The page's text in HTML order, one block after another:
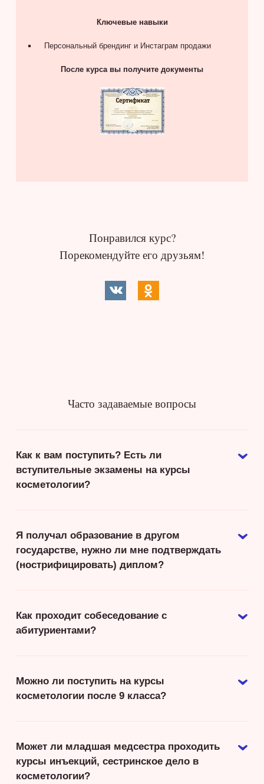
Ключевые навыки
Персональный брендинг и Инстаграм продажи
После курса вы получите документы
Понравился курс?
Порекомендуйте его друзьям!
Часто задаваемые вопросы
Как к вам поступить? Есть ли
вступительные экзамены на курсы
косметологии?
Я получал образование в другом
государстве, нужно ли мне подтверждать
(нострифицировать) диплом?
Как проходит собеседование с
абитуриентами?
Можно ли поступить на курсы
косметологии после 9 класса?
Может ли младшая медсестра проходить
курсы инъекций, сестринское дело в
косметологии?